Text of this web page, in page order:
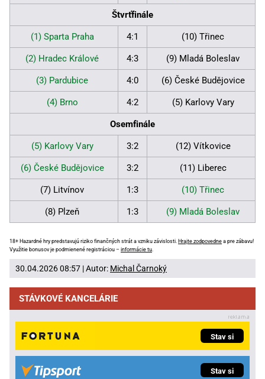
Štvrťfinále
(1) Sparta Praha 4:1 (10) Třinec
(2) Hradec Králové 4:3 (9) Mladá Boleslav
(3) Pardubice 4:0 (6) České Budějovice
(4) Brno 4:2 (5) Karlovy Vary
Osemfinále
(5) Karlovy Vary 3:2 (12) Vítkovice
(6) České Budějovice 3:2 (11) Liberec
(7) Litvínov 1:3 (10) Třinec
(8) Plzeň 1:3 (9) Mladá Boleslav
18+ Hazardné hry predstavujú riziko finančných strát a vzniku závislosti. Hrajte zodpovedne a pre zábavu!
Využitie bonusov je podmienené registráciou – informácie tu
30.04.2026 08:57 | Autor: Michal Čarnoký
STÁVKOVÉ KANCELÁRIE
Stav si
Stav si